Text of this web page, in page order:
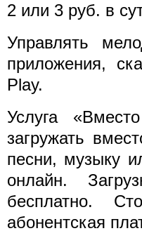
2 или 3 руб. в
Управлять
приложения,
Play.
Услуга
загружать
песни, музыку
онлайн.
бесплатно.
абонентская